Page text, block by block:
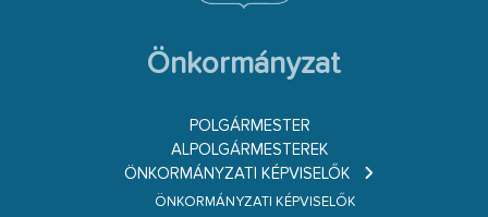
Önkormányzat
POLGÁRMESTER
ALPOLGÁRMESTEREK
ÖNKORMÁNYZATI KÉPVISELŐK
ÖNKORMÁNYZATI KÉPVISELŐK